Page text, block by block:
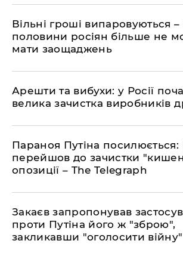
Вільні гроші випаровуються
половини росіян більше не
мати заощаджень
Арешти та вибухи: у Росії
велика зачистка виробників
Параноя Путіна
перейшов до зачистки
опозиції – The Telegraph
Закаєв запропонував
проти Путіна його ж "зброю",
закликавши "оголосити війну"